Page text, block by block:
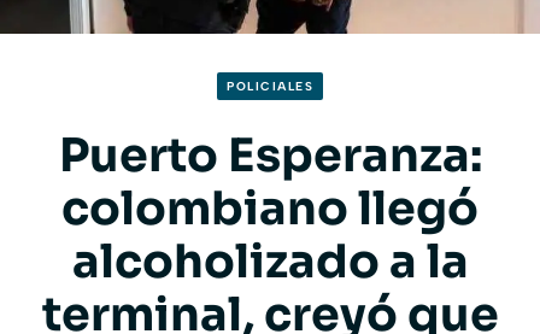
POLICIALES
Puerto Esperanza:
colombiano llegó
alcoholizado a la
terminal, creyó que